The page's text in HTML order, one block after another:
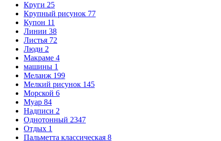
Круги 25
Крупный рисунок 77
Купон 11
Линии 38
Листья 72
Люди 2
Макраме 4
машины 1
Меланж 199
Мелкий рисунок 145
Морской 6
Муар 84
Надписи 2
Однотонный 2347
Отдых 1
Пальметта классическая 8